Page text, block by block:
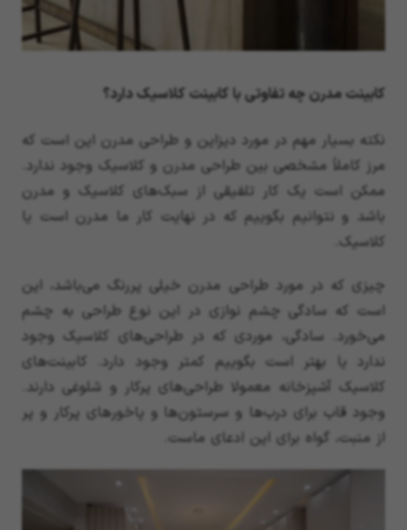
کابینت مدرن چه تفاوتی با کابینت کلاسیک دارد؟
نکته بسیار مهم در مورد دیزاین و طراحی مدرن این است که
مرز کاملاً مشخصی بین طراحی مدرن و کلاسیک وجود ندارد.
ممکن است یک کار تلفیقی از سبک‌های کلاسیک و مدرن
باشد و نتوانیم بگوییم که در نهایت کار ما مدرن است یا
کلاسیک.
چیزی که در مورد طراحی مدرن خیلی پررنگ می‌باشد، این
است که سادگی چشم نوازی در این نوع طراحی به چشم
می‌خورد. سادگی، موردی که در طراحی‌های کلاسیک وجود
ندارد یا بهتر است بگوییم کمتر وجود دارد. کابینت‌های
کلاسیک آشپزخانه معمولا طراحی‌های پرکار و شلوغی دارند.
وجود قاب برای درب‌ها و سرستون‌ها و پاخورهای پرکار و پر
از منبت، گواه برای این ادعای ماست.